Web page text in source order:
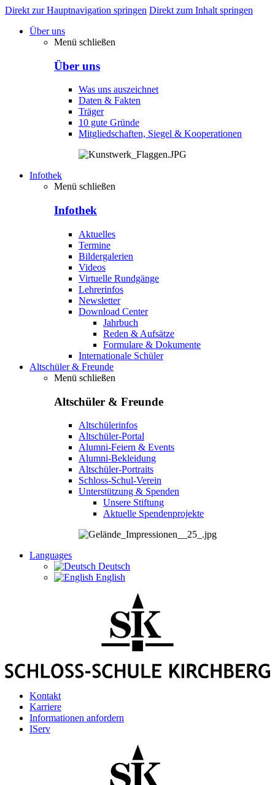
Direkt zur Hauptnavigation springen Direkt zum Inhalt springen
Über uns
Menü schließen
Über uns
Was uns auszeichnet
Daten & Fakten
Träger
10 gute Gründe
Mitgliedschaften, Siegel & Kooperationen
Infothek
Menü schließen
Infothek
Aktuelles
Termine
Bildergalerien
Videos
Virtuelle Rundgänge
Lehrerinfos
Newsletter
Download Center
Jahrbuch
Reden & Aufsätze
Formulare & Dokumente
Internationale Schüler
Altschüler & Freunde
Menü schließen
Altschüler & Freunde
Altschülerinfos
Altschüler-Portal
Alumni-Feiern & Events
Alumni-Bekleidung
Altschüler-Portraits
Schloss-Schul-Verein
Unterstützung & Spenden
Unsere Stiftung
Aktuelle Spendenprojekte
Languages
Deutsch
English
Kontakt
Karriere
Informationen anfordern
IServ